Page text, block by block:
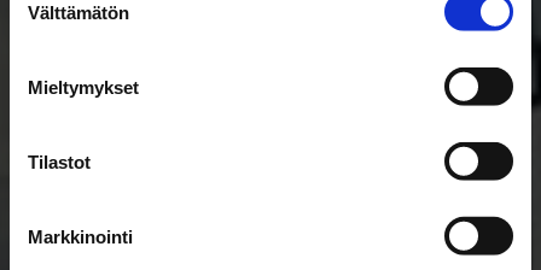
valinta
Välttämätön
Mieltymykset
Tilastot
Markkinointi